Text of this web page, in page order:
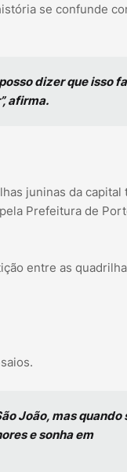
se confunde
dizer que isso
afirma.
juninas da capital
Prefeitura de
entre as
João, mas quando
e sonha em